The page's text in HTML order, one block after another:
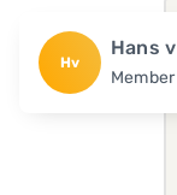
Hv
Hans v
Member